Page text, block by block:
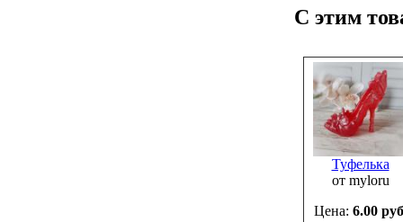
С этим
Туфелька
от myloru
Цена: 6.00